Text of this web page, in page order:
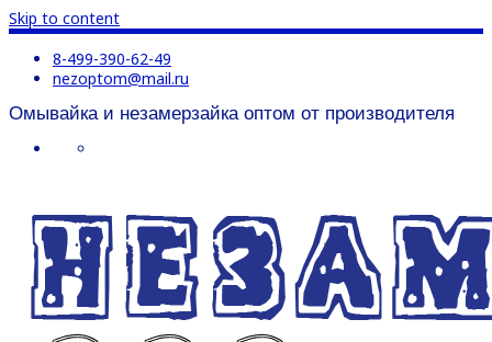
Skip to content
8-499-390-62-49
nezoptom@mail.ru
Омывайка и незамерзайка оптом от производителя